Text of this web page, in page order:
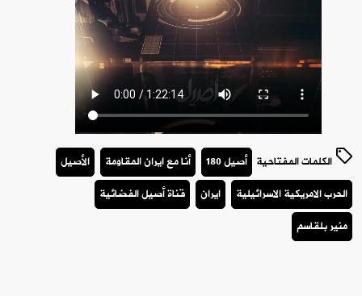
الكلمات المفتاحية أصيل 180 أنا مع ايران المقاومة
الأصيل
الحرب الامريكية الاسرائيلية
ايران
قناة أصيل الفضائية
منير بلقاسم